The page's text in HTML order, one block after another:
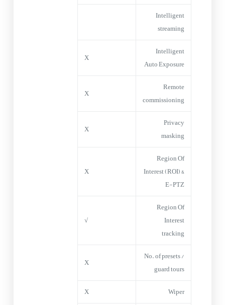
Intelligent
streaming
Intelligent
Auto Exposure
X
Remote
commissioning
X
Privacy
masking
X
Region Of
Interest (ROI) &
E-PTZ
X
Region Of
Interest
tracking
√
No. of presets /
guard tours
X
Wiper
X